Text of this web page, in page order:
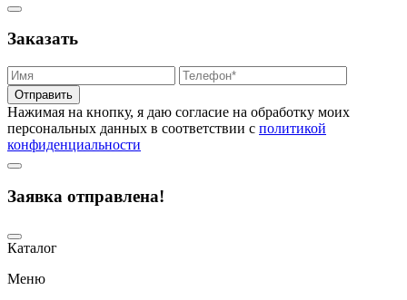
Заказать
Отправить
Нажимая на кнопку, я даю согласие на обработку моих
персональных данных в соответствии с политикой
конфиденциальности
Заявка отправлена!
Каталог
Меню